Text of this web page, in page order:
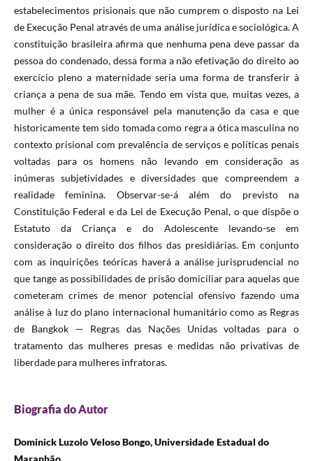
estabelecimentos prisionais que não cumprem o disposto na Lei
de Execução Penal através de uma análise jurídica e sociológica. A
constituição brasileira afirma que nenhuma pena deve passar da
pessoa do condenado, dessa forma a não efetivação do direito ao
exercício pleno a maternidade seria uma forma de transferir à
criança a pena de sua mãe. Tendo em vista que, muitas vezes, a
mulher é a única responsável pela manutenção da casa e que
historicamente tem sido tomada como regra a ótica masculina no
contexto prisional com prevalência de serviços e políticas penais
voltadas para os homens não levando em consideração as
inúmeras subjetividades e diversidades que compreendem a
realidade feminina. Observar-se-á além do previsto na
Constituição Federal e da Lei de Execução Penal, o que dispõe o
Estatuto da Criança e do Adolescente levando-se em
consideração o direito dos filhos das presidiárias. Em conjunto
com as inquirições teóricas haverá a análise jurisprudencial no
que tange as possibilidades de prisão domiciliar para aquelas que
cometeram crimes de menor potencial ofensivo fazendo uma
análise à luz do plano internacional humanitário como as Regras
de Bangkok — Regras das Nações Unidas voltadas para o
tratamento das mulheres presas e medidas não privativas de
liberdade para mulheres infratoras.
Biografia do Autor
Dominick Luzolo Veloso Bongo, Universidade Estadual do
Maranhão